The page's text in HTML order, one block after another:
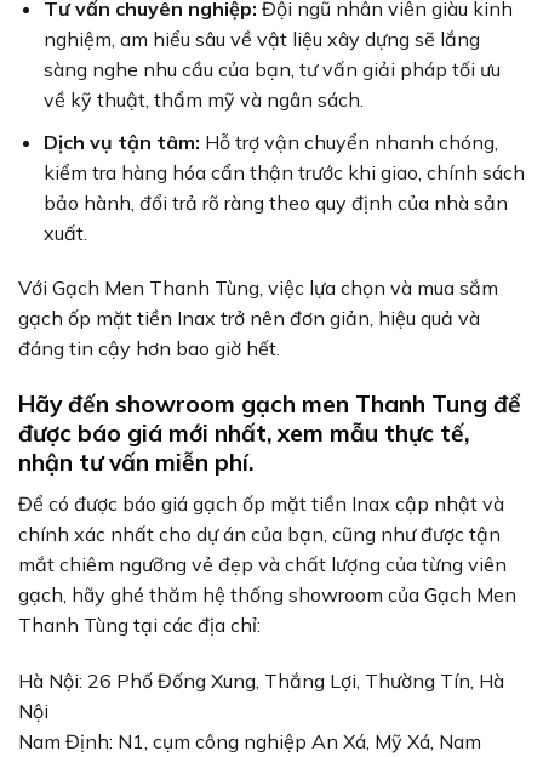
Tư vấn chuyên nghiệp: Đội ngũ nhân viên giàu kinh
nghiệm, am hiểu sâu về vật liệu xây dựng sẽ lắng
sàng nghe nhu cầu của bạn, tư vấn giải pháp tối ưu
về kỹ thuật, thẩm mỹ và ngân sách.
Dịch vụ tận tâm: Hỗ trợ vận chuyển nhanh chóng,
kiểm tra hàng hóa cẩn thận trước khi giao, chính sách
bảo hành, đổi trả rõ ràng theo quy định của nhà sản
xuất.
Với Gạch Men Thanh Tùng, việc lựa chọn và mua sắm
gạch ốp mặt tiền Inax trở nên đơn giản, hiệu quả và
đáng tin cậy hơn bao giờ hết.
Hãy đến showroom gạch men Thanh Tung để
được báo giá mới nhất, xem mẫu thực tế,
nhận tư vấn miễn phí.
Để có được báo giá gạch ốp mặt tiền Inax cập nhật và
chính xác nhất cho dự án của bạn, cũng như được tận
mắt chiêm ngưỡng vẻ đẹp và chất lượng của từng viên
gạch, hãy ghé thăm hệ thống showroom của Gạch Men
Thanh Tùng tại các địa chỉ:
Hà Nội: 26 Phố Đống Xung, Thắng Lợi, Thường Tín, Hà
Nội
Nam Định: N1, cụm công nghiệp An Xá, Mỹ Xá, Nam